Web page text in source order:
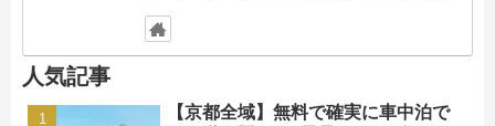
人気記事
【京都全域】無料で確実に車中泊で